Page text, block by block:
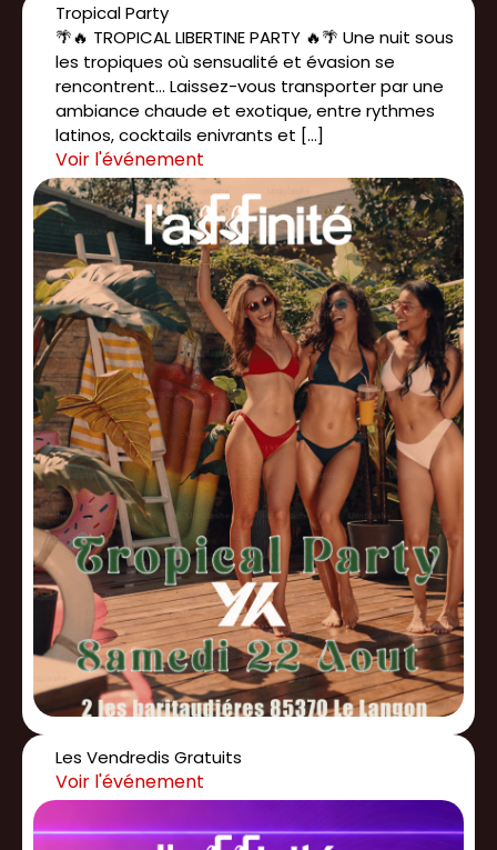
Tropical Party
🌴🔥 TROPICAL LIBERTINE PARTY 🔥🌴 Une nuit sous
les tropiques où sensualité et évasion se
rencontrent... Laissez-vous transporter par une
ambiance chaude et exotique, entre rythmes
latinos, cocktails enivrants et […]
Les Vendredis Gratuits